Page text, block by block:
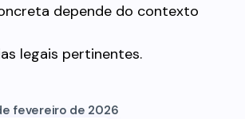
depende do contexto
legais pertinentes.
fevereiro de 2026